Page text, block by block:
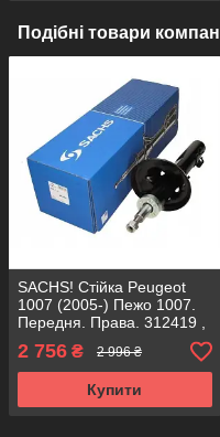
Подібні товари
SACHS! Стійка Peugeot
1007 (2005-) Пежо 1007.
Передня. Права. 312419 ,
334827 САКС
2 756 ₴ 2 996 ₴
Купити